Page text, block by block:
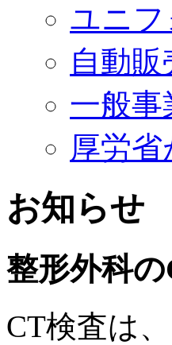
ユニ
自動販
一般事
厚労
お知らせ
整形外科
CT検査は